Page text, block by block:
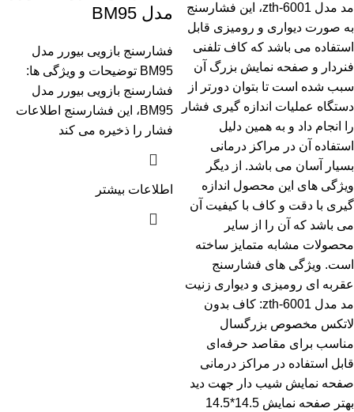
مدل BM95
فشارسنج بازویی بیورر مدل
BM95 توضیحات و ویژگی ها:
فشارسنج بازویی بیورر مدل
BM95، این فشارسنج اطلاعات
فشار را ذخیره می کند
اطلاعات بیشتر